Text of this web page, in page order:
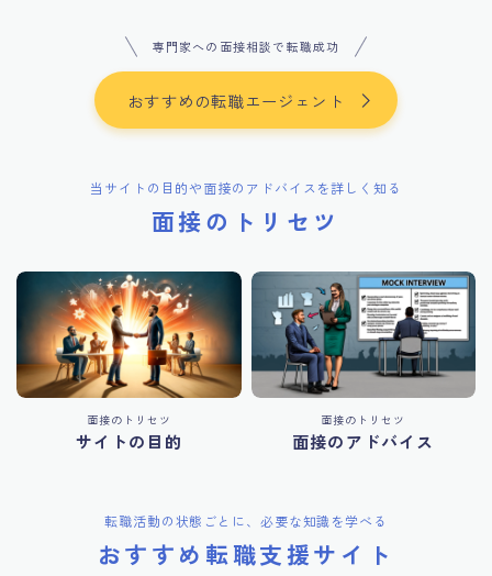
専門家への面接相談で転職成功
おすすめの転職エージェント
当サイトの目的や面接のアドバイスを詳しく知る
面接のトリセツ
面接のトリセツ
サイトの目的
面接のトリセツ
面接のアドバイス
転職活動の状態ごとに、必要な知識を学べる
おすすめ転職支援サイト